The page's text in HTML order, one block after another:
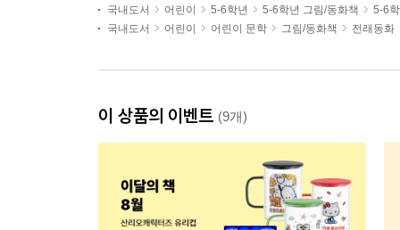
국내도서
어린이 5-6학년 5-6학년 그림/동화책
5-6
국내도서
어린이 어린이 문학 그림/동화책 전래동화
이 상품의 이벤트 (9개)